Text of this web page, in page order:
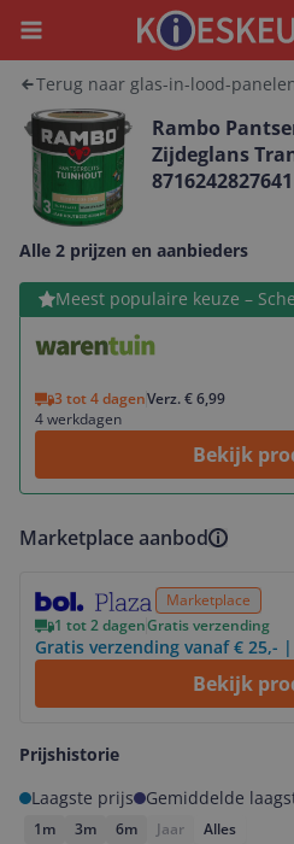
Menu
Terug naar glas-in-lood-
Rambo
Zijdeglans
8716242827641
Alle 2 prijzen en aanbieders
Meest populaire keuze –
3 tot 4 dagenVerz. € 6,99
4 werkdagen
Bekijk
Bekijk product
Marketplace aanbod
Marketplace
1 tot 2 dagenGratis verzending
Gratis verzending vanaf € 25,-
Bekijk
Prijshistorie
Laagste prijs
Gemiddelde
1m 3m 6m Jaar Alles